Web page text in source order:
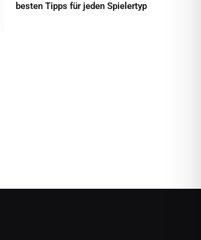
besten Tipps für jeden Spielertyp